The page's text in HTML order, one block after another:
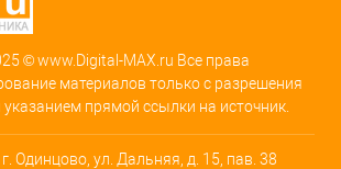
© www.Digital-MAX.ru Все права
материалов только с разрешения
прямой ссылки на источник.
Одинцово, ул. Дальняя, д. 15, пав. 38